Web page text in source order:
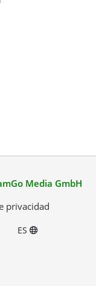
Media GmbH
privacidad
ES